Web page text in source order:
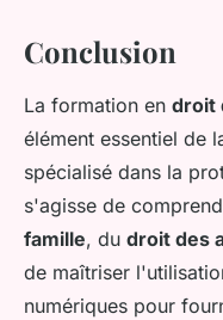
Conclusion
La formation en droit
élément essentiel de
spécialisé dans la
s'agisse de
famille, du droit des
de maîtriser
numériques pour